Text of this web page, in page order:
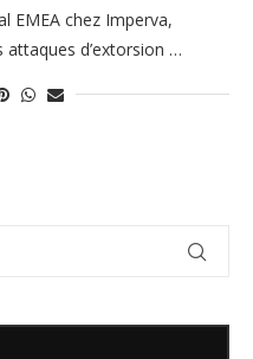
EMEA chez Imperva,
d’extorsion …